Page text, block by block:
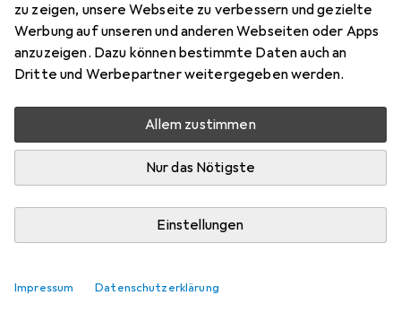
zu zeigen, unsere Webseite zu verbessern und gezielte
Werbung auf unseren und anderen Webseiten oder Apps
anzuzeigen. Dazu können bestimmte Daten auch an
Dritte und Werbepartner weitergegeben werden.
Allem zustimmen
Nur das Nötigste
Einstellungen
Impressum Datenschutzerklärung
32
Bewertungen Testberichte
Sehr gut bei 1 Test
Mi, 12.8. geliefert
Nur 1 Stück an Lager
Lieferort angeben für genaue Lieferzeit
In den Warenkorb